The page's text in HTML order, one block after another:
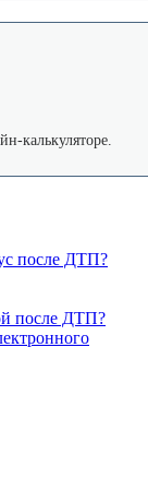
калькуляторе.
после ДТП?
после ДТП?